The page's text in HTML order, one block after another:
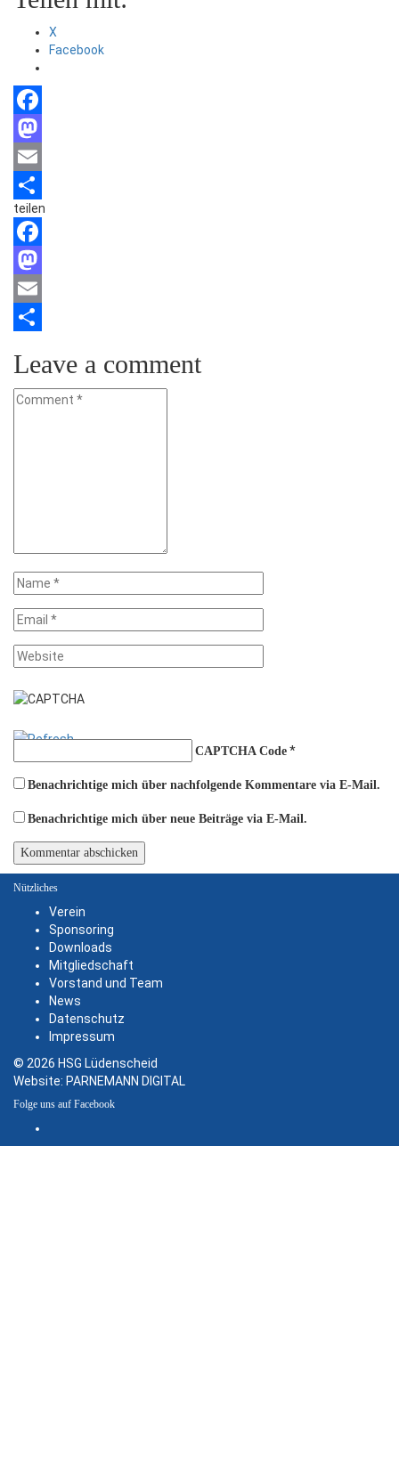
X
Facebook
Facebook
Mastodon
Email
Teilen
teilen
Facebook
Mastodon
Email
Leave a comment
CAPTCHA Code *
Benachrichtige mich über nachfolgende Kommentare via E-Mail.
Benachrichtige mich über neue Beiträge via E-Mail.
Nützliches
Verein
Sponsoring
Downloads
Mitgliedschaft
Vorstand und Team
News
Datenschutz
Impressum
© 2026 HSG Lüdenscheid
Website: PARNEMANN DIGITAL
Folge uns auf Facebook